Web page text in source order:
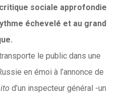
sociale approfondie
échevelé et au grand
le public dans une
en émoi à l’annonce de
d’un inspecteur général -un